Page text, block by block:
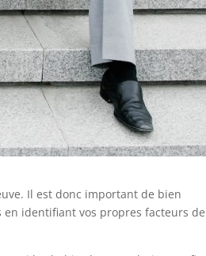
Il est donc important de bien
en identifiant vos propres facteurs de